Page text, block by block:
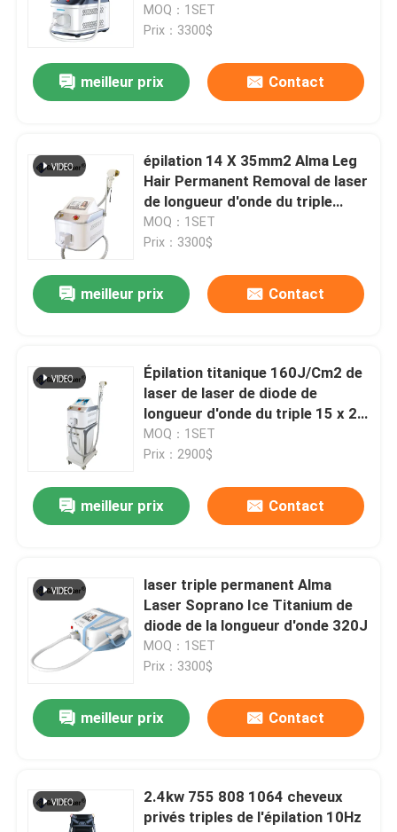
Vidéos
VR Show
Visite d'usine
Contrôle de qualité
Contactez-nous
Nouvelles
Demandez une citation
Épilation de laser de diode de SHR
laser triple de diode de longueur d'onde
HIFU amincissant la machine
laser à commutation de Q de yag de ND
600watt de 12 x de 35mm
MOQ：1SET
Prix：3300$
meilleur prix Contact
épilation 14 X 35mm2 Alma Leg
Hair Permanent Removal de laser
de longueur d'onde du triple
160J
MOQ：1SET
Prix：3300$
meilleur prix Contact
Épilation titanique 160J/Cm2 de
laser de laser de diode de
longueur d'onde du triple 15 x 27
Mm2
MOQ：1SET
Prix：2900$
meilleur prix Contact
laser triple permanent Alma
Laser Soprano Ice Titanium de
diode de la longueur d'onde 320J
MOQ：1SET
Prix：3300$
meilleur prix Contact
2.4kw 755 808 1064 cheveux
privés triples de l'épilation 10Hz